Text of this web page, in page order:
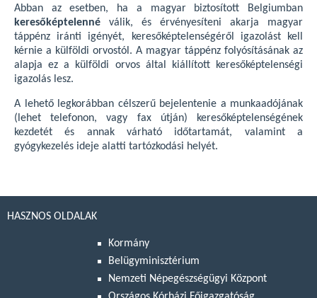
Abban az esetben, ha a magyar biztosított Belgiumban
keresőképtelenné válik, és érvényesíteni akarja magyar
táppénz iránti igényét, keresőképtelenségéről igazolást kell
kérnie a külföldi orvostól. A magyar táppénz folyósításának az
alapja ez a külföldi orvos által kiállított keresőképtelenségi
igazolás lesz.
A lehető legkorábban célszerű bejelentenie a munkaadójának
(lehet telefonon, vagy fax útján) keresőképtelenségének
kezdetét és annak várható időtartamát, valamint a
gyógykezelés ideje alatti tartózkodási helyét.
HASZNOS OLDALAK
Kormány
Belügyminisztérium
Nemzeti Népegészségügyi Központ